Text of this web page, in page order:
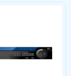
giúp tiết kiệm
ổ cứng.